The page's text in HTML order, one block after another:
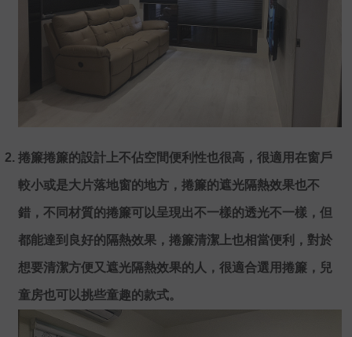
捲簾捲簾的設計上不佔空間便利性也很高，很適用在窗戶
較小或是大片落地窗的地方，捲簾的遮光隔熱效果也不
錯，不同材質的捲簾可以呈現出不一樣的透光不一樣，但
都能達到良好的隔熱效果，捲簾清潔上也相當便利，對於
想要清潔方便又遮光隔熱效果的人，很適合選用捲簾，兒
童房也可以挑些童趣的款式。